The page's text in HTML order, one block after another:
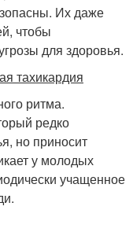
Их даже
чтобы
для здоровья.
тахикардия
ритма.
редко
но приносит
у молодых
учащенное